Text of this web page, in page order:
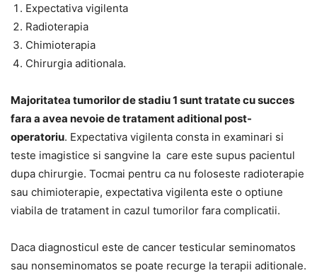
Expectativa vigilenta
Radioterapia
Chimioterapia
Chirurgia aditionala.
Majoritatea tumorilor de stadiu 1 sunt tratate cu succes
fara a avea nevoie de tratament aditional post-
operatoriu. Expectativa vigilenta consta in examinari si
teste imagistice si sangvine la care este supus pacientul
dupa chirurgie. Tocmai pentru ca nu foloseste radioterapie
sau chimioterapie, expectativa vigilenta este o optiune
viabila de tratament in cazul tumorilor fara complicatii.
Daca diagnosticul este de cancer testicular seminomatos
sau nonseminomatos se poate recurge la terapii aditionale.